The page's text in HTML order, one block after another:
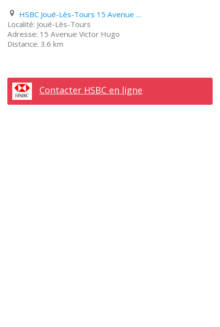
HSBC Joué-Lès-Tours 15 Avenue Victor Hugo
Joué-Lès-Tours
15 Avenue Victor Hugo
3.6 km
Contacter HSBC en ligne